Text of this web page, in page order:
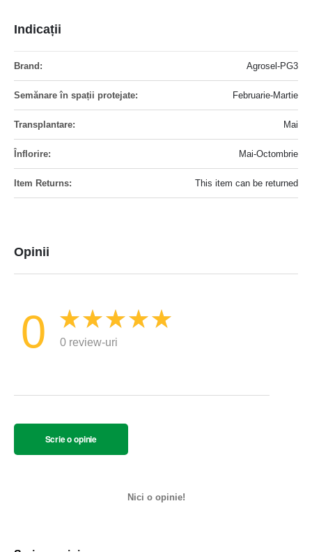
Indicații
Agrosel-PG3
Februarie-Martie
Mai
Mai-Octombrie
This item can be returned
Opinii
0 0 review-uri
Scrie o opinie
Nici o opinie!